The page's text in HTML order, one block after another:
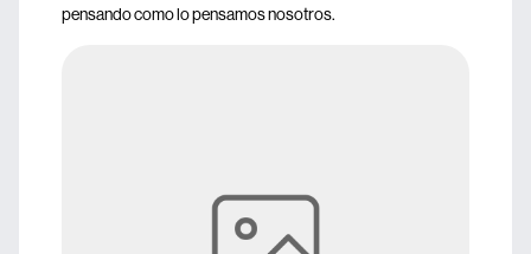
pensando como lo pensamos nosotros.